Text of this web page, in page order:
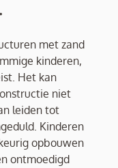
met zand
kinderen,
Het kan
niet
leiden tot
Kinderen
opbouwen
ontmoedigd